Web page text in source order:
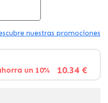
nuestras promociones
un 10% 10.34 €